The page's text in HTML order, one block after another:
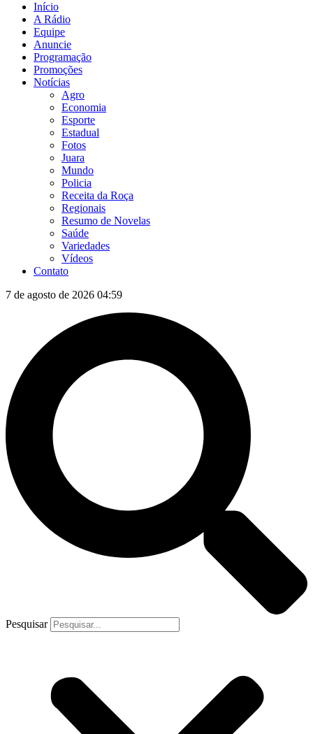
Início
A Rádio
Equipe
Anuncie
Programação
Promoções
Notícias
Agro
Economia
Esporte
Estadual
Fotos
Juara
Mundo
Policia
Receita da Roça
Regionais
Resumo de Novelas
Saúde
Variedades
Vídeos
Contato
7 de agosto de 2026 04:59
Pesquisar